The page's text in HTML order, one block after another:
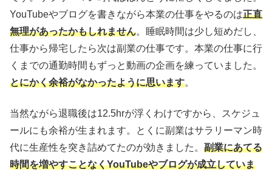
YouTubeやブログを書きながら本業の仕事をやるのは正直
無理があったかもしれません。睡眠時間は少し短めだし、
仕事から帰宅したら次は副業の仕事です。本業の仕事に行
くまでの通勤時間もずっと動画の企画を練っていました。
とにかく余裕がなかったように思います。
当然ながら退職後は12.5hrが浮くわけですから、スケジュ
ールにも余裕が生まれます。とくに副業はサラリーマン時
代に生産性を突き詰めてたのが効きました。 副業にあてる
時間を増やすことなくYouTubeやブログが成立していま